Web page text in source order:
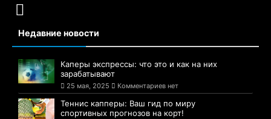
Недавние новости
Каперы экспрессы: что это и как на них
зарабатывают
25 мая, 2025 Комментариев нет
Теннис капперы: Ваш гид по миру
спортивных прогнозов на корт!